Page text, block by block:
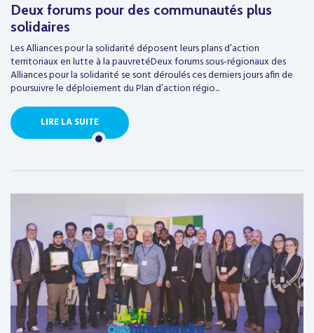
Deux forums pour des communautés plus
solidaires
Les Alliances pour la solidarité déposent leurs plans d’action
territoriaux en lutte à la pauvretéDeux forums sous-régionaux des
Alliances pour la solidarité se sont déroulés ces derniers jours afin de
poursuivre le déploiement du Plan d’action régio...
LIRE LA SUITE